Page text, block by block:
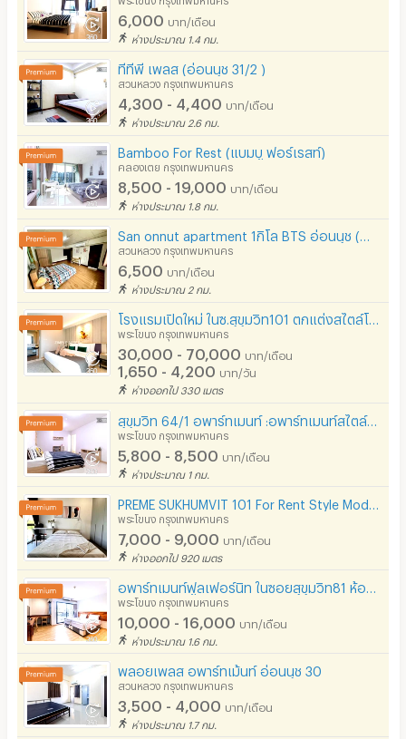
6,000 บาท/เดือน
ห่างประมาณ 1.4 กม.
ทีทีพี เพลส (อ่อนนุช 31/2 )
สวนหลวง กรุงเทพมหานคร
4,300 - 4,400 บาท/เดือน
ห่างประมาณ 2.6 กม.
Bamboo For Rest (แบมบู ฟอร์เรสท์)
คลองเตย กรุงเทพมหานคร
8,500 - 19,000 บาท/เดือน
ห่างประมาณ 1.8 กม.
สวนหลวง กรุงเทพมหานคร
6,500 บาท/เดือน
ห่างประมาณ 2 กม.
พระโขนง กรุงเทพมหานคร
30,000 - 70,000 บาท/เดือน
1,650 - 4,200 บาท/วัน
ห่างออกไป 330 เมตร
สุขุมวิท 64/1 อพาร์ทเมนท์ :อพาร์ทเมนท์สไตล์คอนโด 600 ม.ถึง BTS ปุณณวิถี 900 ม.ถึง BTS อุดมสุข
พระโขนง กรุงเทพมหานคร
5,800 - 8,500 บาท/เดือน
ห่างประมาณ 1 กม.
พระโขนง กรุงเทพมหานคร
7,000 - 9,000 บาท/เดือน
ห่างออกไป 920 เมตร
พระโขนง กรุงเทพมหานคร
10,000 - 16,000 บาท/เดือน
ห่างประมาณ 1.6 กม.
พลอยเพลส อพาร์ทเม้นท์ อ่อนนุช 30
สวนหลวง กรุงเทพมหานคร
3,500 - 4,000 บาท/เดือน
ห่างประมาณ 1.7 กม.